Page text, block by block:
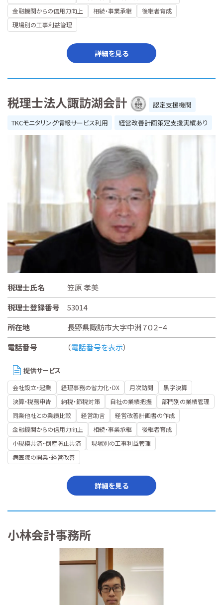
金融機関からの信用力向上
相続・事業承継
後継者育成
現場別の工事利益管理
詳細を見る
税理士法人諏訪湖会計
認定支援機関
TKCモニタリング情報サービス利用
経営改善計画策定支援実績あり
税理士氏名
笠原 孝美
税理士登録番号
53014
所在地
長野県諏訪市大字中洲７０２−４
電話番号
（電話番号を表示）
提供サービス
会社設立・起業 経理事務の省力化・DX 月次訪問
黒字決算
決算・税務申告
納税・節税対策 自社の業績把握
部門別の業績管理
同業他社との業績比較
経営助言
経営改善計画書の作成
金融機関からの信用力向上
相続・事業承継
後継者育成
小規模共済・倒産防止共済
現場別の工事利益管理
病医院の開業・経営改善
詳細を見る
小林会計事務所